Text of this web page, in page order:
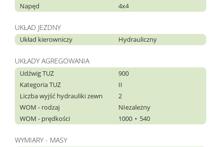
Napęd
4x4
UKŁAD JEZDNY
Układ kierowniczy Hydrauliczny
UKŁADY AGREGOWANIA
Udźwig TUZ
900
Kategoria TUZ
II
Liczba wyjść hydrauliki zewn
2
WOM - rodzaj
NIezależny
WOM - prędkości
1000 540
WYMIARY - MASY